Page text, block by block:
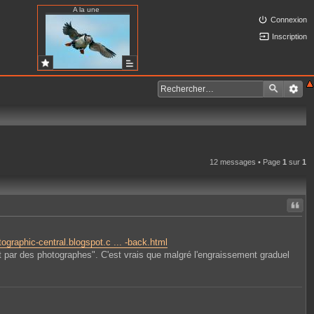
A la une
Connexion
Inscription
12 messages • Page 1 sur 1
Citer
central.blogspot.c ... -back.html
des photographes". C'est vrais que malgré l'engraissement graduel